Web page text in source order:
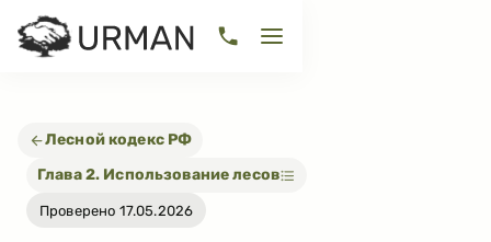
Лесной кодекс РФ
Глава 2. Использование лесов
Проверено 17.05.2026